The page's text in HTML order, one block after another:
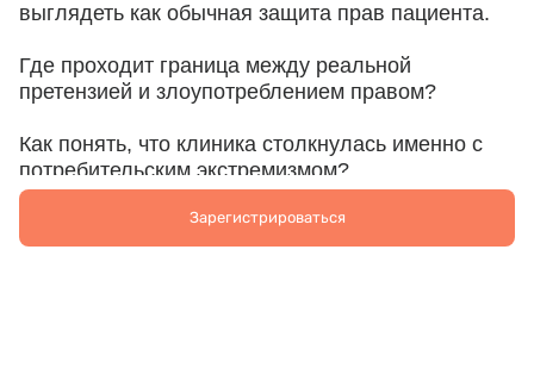
выглядеть как обычная защита прав пациента.
Где проходит граница между реальной
претензией и злоупотреблением правом?
Как понять, что клиника столкнулась именно с
потребительским экстремизмом?
И главное – как защищать себя правильно и
законно?
Зарегистрироваться